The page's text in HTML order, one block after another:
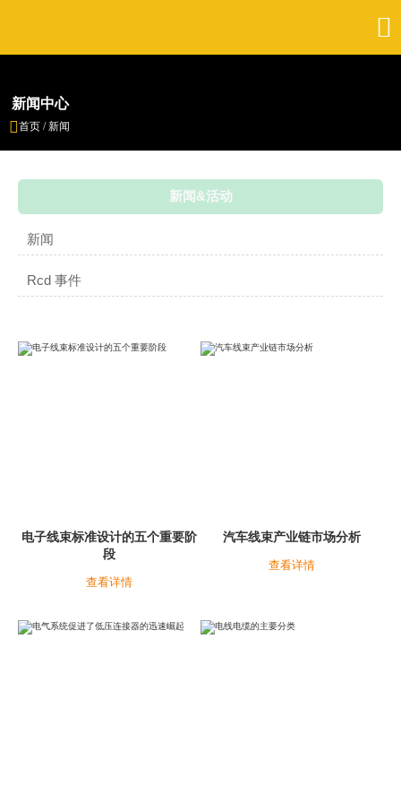

新闻中心
首页 /新闻
新闻&活动
新闻
Rcd 事件
电子线束标准设计的五个重要阶
段
查看详情
汽车线束产业链市场分析
查看详情